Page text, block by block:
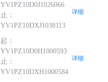
YV1PZ10D0J1026066
止：
YV1PZ10DXJ1038113
详细
起：
YV1PZ10D0H1000593
止：
YV1PZ10DXH1000584
详细